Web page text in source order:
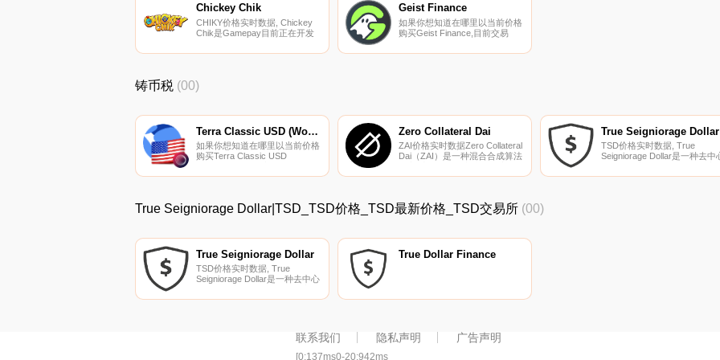
他列表.
自己的去中心化可持续社交网
络,并享有对其的完全控制.
Chickey Chik
CHIKY价格实时数据, Chickey
Chik是Gamepay目前正在开发
款基于DeFi的多语言NFT游戏,
钱。{二进制}-；的社区可以获
得、繁殖和建立一个充满稀有物
Geist Finance
如果你想知道在哪里以当前价格
购买Geist Finance,目前交易
货币交易所是BKEX、
铸币税 (00)
Terra Classic USD (Wormhole)
如果你想知道在哪里以当前价格
购买Terra Classic USD
Classic USD (Wormhole)]股票
SushiSwap和Bitazza.
Zero Collateral Dai
ZAI价格实时数据Zero Collateral
Dai（ZAI）是一种混合合成算法
制。Zai没有抵押品支持,也不依
True Seigniorage Dollar
TSD价格实时数据, True
Seigniorage Dollar是一种去中
币,它围绕时间加权平均价格
True Seigniorage Dollar|TSD_TSD价格_TSD最新价格_TSD交易所 (00)
True Seigniorage Dollar
TSD价格实时数据, True
Seigniorage Dollar是一种去中心
币,它围绕时间加权平均价格
算法稳定币,使用TWAP来稳定价
格。我们的目标是长期保持价格
True Dollar Finance
联系我们 隐私声明 广告声明
[0:137ms0-20:942ms